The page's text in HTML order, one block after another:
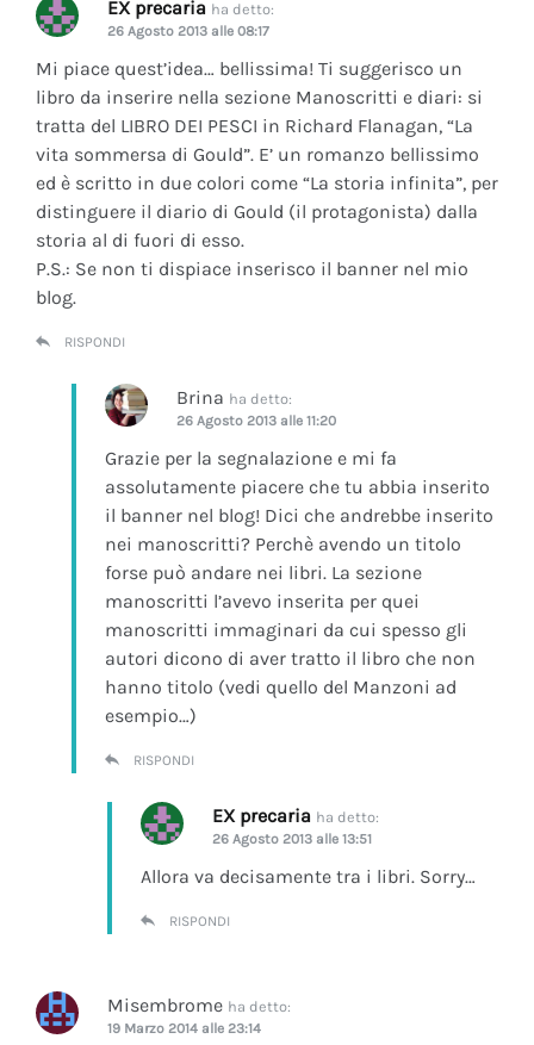
EX precaria ha detto:
26 Agosto 2013 alle 08:17
Mi piace quest’idea… bellissima! Ti suggerisco un
libro da inserire nella sezione Manoscritti e diari: si
tratta del LIBRO DEI PESCI in Richard Flanagan, “La
vita sommersa di Gould”. E’ un romanzo bellissimo
ed è scritto in due colori come “La storia infinita”, per
distinguere il diario di Gould (il protagonista) dalla
storia al di fuori di esso.
P.S.: Se non ti dispiace inserisco il banner nel mio
blog.
RISPONDI
Brina ha detto:
26 Agosto 2013 alle 11:20
Grazie per la segnalazione e mi fa
assolutamente piacere che tu abbia inserito
il banner nel blog! Dici che andrebbe inserito
nei manoscritti? Perchè avendo un titolo
forse può andare nei libri. La sezione
manoscritti l’avevo inserita per quei
manoscritti immaginari da cui spesso gli
autori dicono di aver tratto il libro che non
hanno titolo (vedi quello del Manzoni ad
esempio…)
RISPONDI
EX precaria ha detto:
26 Agosto 2013 alle 13:51
Allora va decisamente tra i libri. Sorry…
RISPONDI
Misembrome ha detto:
19 Marzo 2014 alle 23:14